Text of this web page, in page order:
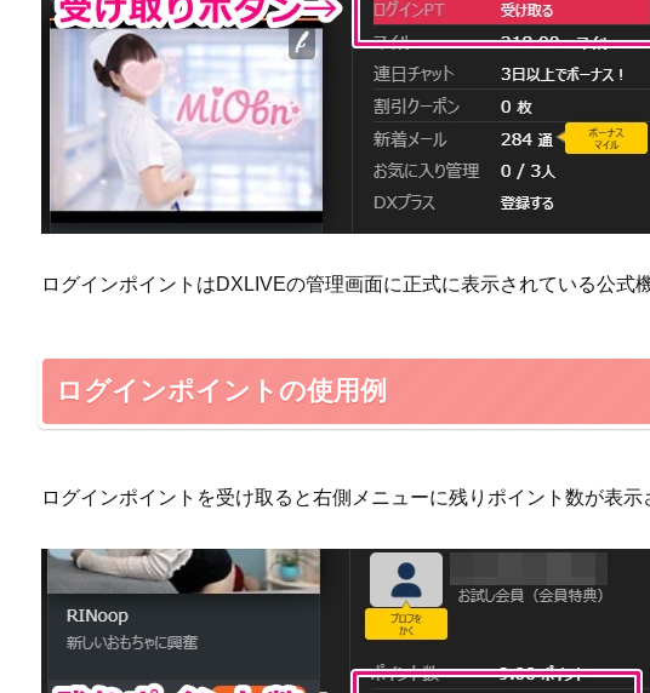
ログインポイントはDXLIVEの管理画面に正式に表示されている公式
ログインポイントの使用例
ログインポイントを受け取ると右側メニューに残りポイント数が表示